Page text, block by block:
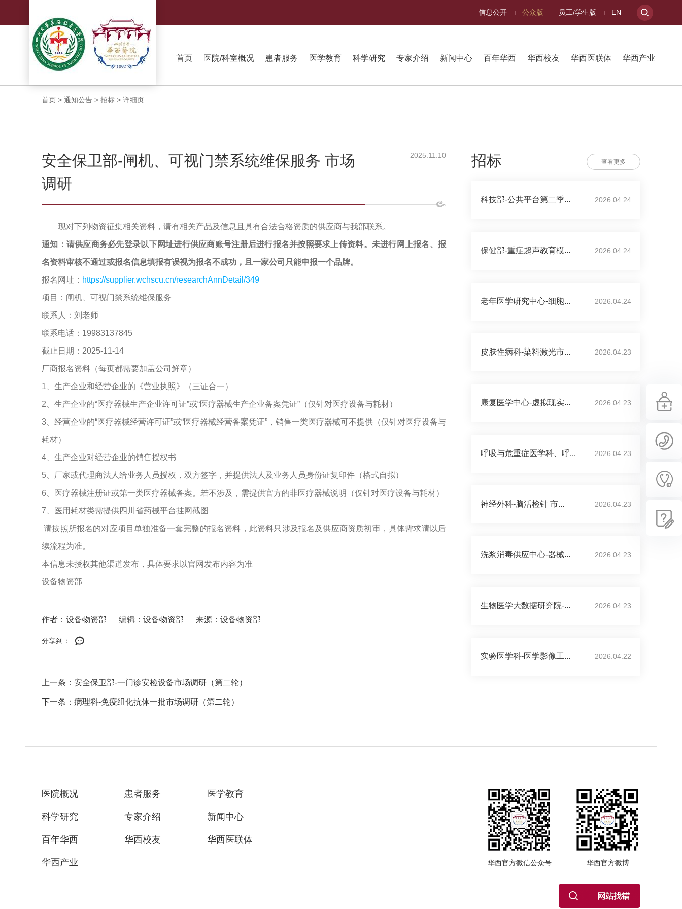
信息公开 公众版 员工/学生版 EN
首页 医院/科室概况 患者服务 医学教育 科学研究 专家介绍 新闻中心 百年华西 华西校友 华西医联体 华西产业
首页 > 通知公告 > 招标 > 详细页
安全保卫部-闸机、可视门禁系统维保服务 市场
调研
2025.11.10
现对下列物资征集相关资料，请有相关产品及信息且具有合法合格资质的供应商与我部联系。
通知：请供应商务必先登录以下网址进行供应商账号注册后进行报名并按照要求上传资料。未进行网上报名、报
名资料审核不通过或报名信息填报有误视为报名不成功，且一家公司只能申报一个品牌。
报名网址： https://supplier.wchscu.cn/researchAnnDetail/349
项目：闸机、可视门禁系统维保服务
联系人：刘老师
联系电话：19983137845
截止日期：2025-11-14
厂商报名资料（每页都需要加盖公司鲜章）
1、生产企业和经营企业的《营业执照》（三证合一）
2、生产企业的“医疗器械生产企业许可证”或“医疗器械生产企业备案凭证”（仅针对医疗设备与耗材）
3、经营企业的“医疗器械经营许可证”或“医疗器械经营备案凭证”，销售一类医疗器械可不提供（仅针对医疗设备与
耗材）
4、生产企业对经营企业的销售授权书
5、厂家或代理商法人给业务人员授权，双方签字，并提供法人及业务人员身份证复印件（格式自拟）
6、医疗器械注册证或第一类医疗器械备案。若不涉及，需提供官方的非医疗器械说明（仅针对医疗设备与耗材）
7、医用耗材类需提供四川省药械平台挂网截图
请按照所报名的对应项目单独准备一套完整的报名资料，此资料只涉及报名及供应商资质初审，具体需求请以后
续流程为准。
本信息未授权其他渠道发布，具体要求以官网发布内容为准
设备物资部
作者：设备物资部 编辑：设备物资部 来源：设备物资部
分享到：
上一条：安全保卫部-一门诊安检设备市场调研（第二轮）
下一条：病理科-免疫组化抗体一批市场调研（第二轮）
招标 查看更多
科技部-公共平台第二季... 2026.04.24
保健部-重症超声教育模... 2026.04.24
老年医学研究中心-细胞... 2026.04.24
皮肤性病科-染料激光市... 2026.04.23
康复医学中心-虚拟现实... 2026.04.23
呼吸与危重症医学科、呼... 2026.04.23
神经外科-脑活检针 市... 2026.04.23
洗浆消毒供应中心-器械... 2026.04.23
生物医学大数据研究院-... 2026.04.23
实验医学科-医学影像工... 2026.04.22
医院概况 患者服务 医学教育
科学研究 专家介绍 新闻中心
百年华西 华西校友 华西医联体
华西产业 华西官方微信公众号 华西官方微博